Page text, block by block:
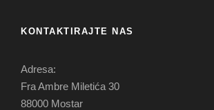
KONTAKTIRAJTE NAS
Adresa:
Fra Ambre Miletića 30
88000 Mostar